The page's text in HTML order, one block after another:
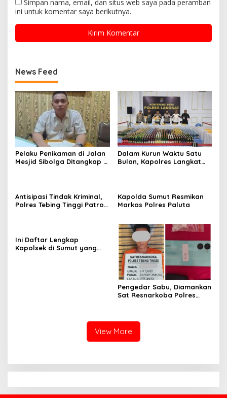
Simpan nama, email, dan situs web saya pada peramban
ini untuk komentar saya berikutnya.
News Feed
Pelaku Penikaman di Jalan
Mesjid Sibolga Ditangkap di
Dalam Kurun Waktu Satu
Bulan, Kapolres Langkat
Seksual terhadap Anak
Antisipasi Tindak Kriminal,
Polres Tebing Tinggi Patroli
Kapolda Sumut Resmikan
Markas Polres Paluta
Ini Daftar Lengkap
Kapolsek di Sumut yang
Pengedar Sabu, Diamankan
Sat Resnarkoba Polres
View More